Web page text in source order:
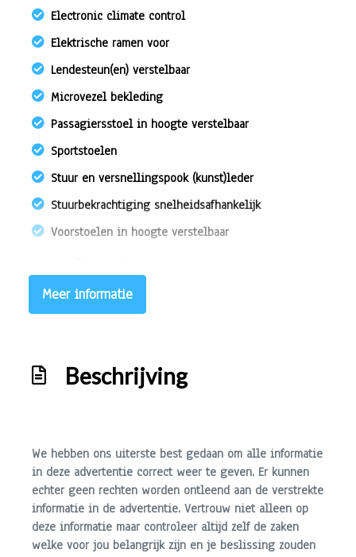
Electronic climate control
Elektrische ramen voor
Lendesteun(en) verstelbaar
Microvezel bekleding
Passagiersstoel in hoogte verstelbaar
Sportstoelen
Stuur en versnellingspook (kunst)leder
Stuurbekrachtiging snelheidsafhankelijk
Voorstoelen in hoogte verstelbaar
Anti blokkeer systeem
Elektronisch stabiliteits programma
Hoofd airbag(s) voor
Knie airbag(s)
Passagiersairbag
Zij airbag(s) voor
Meer informatie
Beschrijving
We hebben ons uiterste best gedaan om alle informatie
in deze advertentie correct weer te geven. Er kunnen
echter geen rechten worden ontleend aan de verstrekte
informatie in de advertentie. Vertrouw niet alleen op
deze informatie maar controleer altijd zelf de zaken
welke voor jou belangrijk zijn en je beslissing zouden